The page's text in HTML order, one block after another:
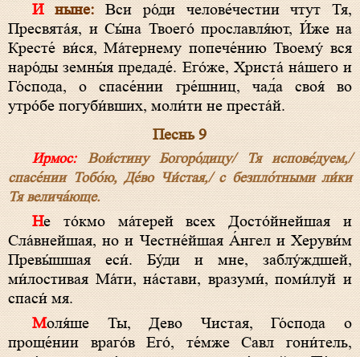
И ныне:Вси ро́ди челове́честии чтут Тя,
Пресвята́я, и Сы́на Твоего́ прославля́ют, И́же на
Кресте́ ви́ся, Ма́тернему попече́нию Твоему́ вся
наро́ды земны́я предаде́. Его́же, Христа́ на́шего и
Го́спода, о спасе́нии гре́шниц, чад́а своя́ во
утро́бе погуби́вших, моли́ти не преста́й.
Песнь 9
Ирмос:Вои́стину Богоро́дицу/ Тя испове́дуем,/
спасе́нии Тобо́ю, Де́во Чи́стая,/ с безпло́тными ли́ки
Тя велича́юще.
Не то́кмо ма́терей всех Досто́йнейшая и
Сла́внейшая, но и Честне́йшая А́нгел и Херуви́м
Превы́шшая еси́. Бу́ди и мне, заблу́ждшей,
ми́лостивая Ма́ти, на́стави, вразуми́, поми́луй и
спаси́ мя.
Моля́ше Ты, Дево Чистая, Го́спода о
проще́нии враго́в Его́, те́мже Савл гони́тель,